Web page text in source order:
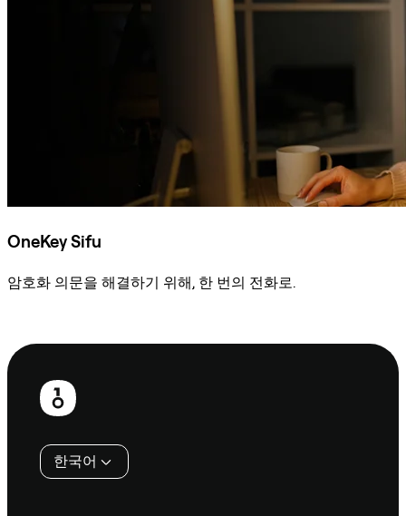
OneKey Sifu
암호화 의문을 해결하기 위해, 한 번의 전화로.
보
한국어